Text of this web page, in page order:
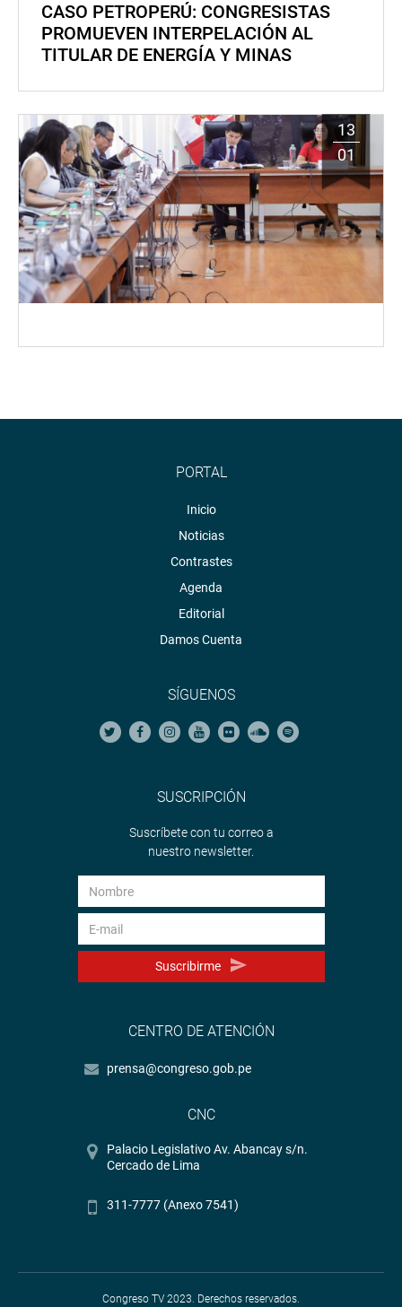
CASO PETROPERÚ: CONGRESISTAS
PROMUEVEN INTERPELACIÓN AL
TITULAR DE ENERGÍA Y MINAS
13
01
PORTAL
Inicio
Noticias
Contrastes
Agenda
Editorial
Damos Cuenta
SÍGUENOS
SUSCRIPCIÓN
Suscríbete con tu correo a
nuestro newsletter.
Suscribirme
CENTRO DE ATENCIÓN
prensa@congreso.gob.pe
CNC
Palacio Legislativo Av. Abancay s/n.
Cercado de Lima
311-7777 (Anexo 7541)
Congreso TV 2023. Derechos reservados.